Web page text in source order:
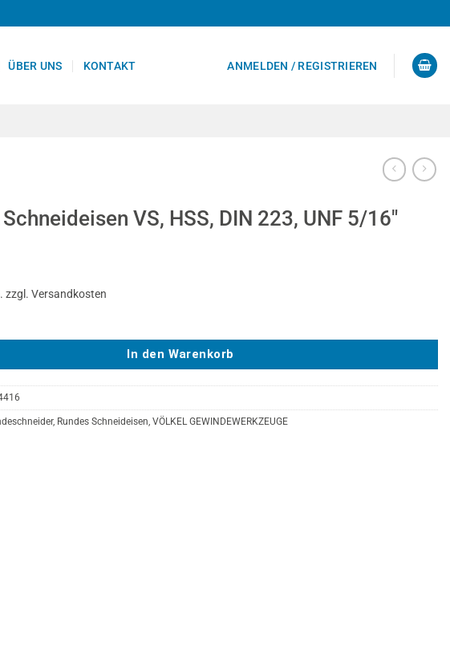
ÜBER UNS KONTAKT ANMELDEN / REGISTRIEREN
VS, HSS, DIN 223, UNF 5/16″
zzgl. Versandkosten
In den Warenkorb
, Rundes Schneideisen VÖLKEL GEWINDEWERKZEUGE